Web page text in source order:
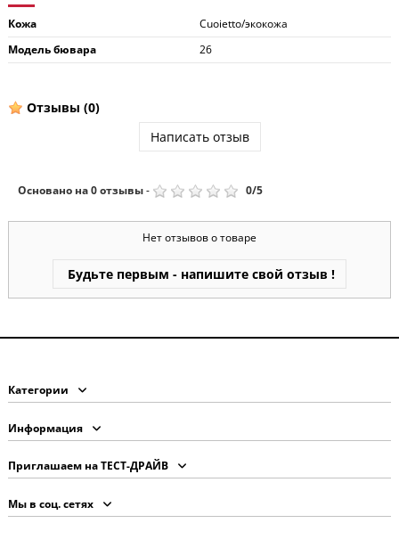
Кожа
Cuoietto/экокожа
Модель бювара
26
Отзывы (0)
Написать отзыв
Основано на0отзывы- 0/5
Нет отзывов о товаре
Будьте первым - напишите свой отзыв !
Категории
Информация
Приглашаем на ТЕСТ-ДРАЙВ
Мы в соц. сетях